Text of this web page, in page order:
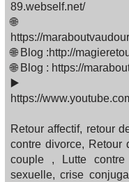
89.webself.net/
🌐
https://
🌐 Blog :http://
🌐 Blog : https://
▶️
https://
Retour affectif, retour
contre divorce, Retour
couple , Lutte
sexuelle, crise